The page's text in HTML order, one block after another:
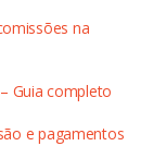
na
Guia completo
e pagamentos